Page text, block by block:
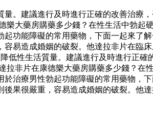
。建議進行及時進行正確的改善治療
大藥房購藥多少錢？在性生活中勃
功能障礙的常用藥物，下面一起來了
易造成婚姻的破裂。他達拉非片在臨
低性生活質量。建議進行及時進行正
非片在康德樂大藥房購藥多少錢？
治療男性勃起功能障礙的常用藥物，
果很嚴重，容易造成婚姻的破裂。他